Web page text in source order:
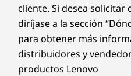
cliente. Si desea solicitar
diríjase a la sección
para obtener más
distribuidores y
productos Lenovo